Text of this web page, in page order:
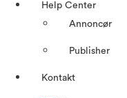
Help Center
Annoncør
Publisher
Kontakt